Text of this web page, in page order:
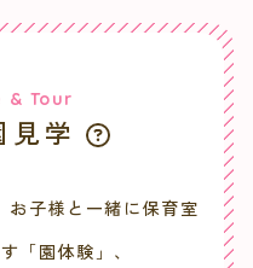
& Tour
見学
お子様と一緒に保育室
「園体験」、